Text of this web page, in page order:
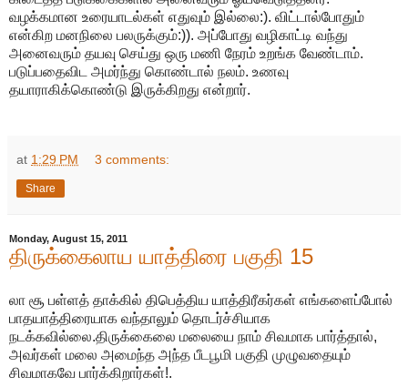
வழக்கமான உரையாடல்கள் எதுவும் இல்லை:). விட்டால்போதும்
என்கிற மனநிலை பலருக்கும்:)). அப்போது வழிகாட்டி வந்து
அனைவரும் தயவு செய்து ஒரு மணி நேரம் உறங்க வேண்டாம்.
படுப்பதைவிட அமர்ந்து கொண்டால் நலம். உணவு
தயாராகிக்கொண்டு இருக்கிறது என்றார்.
at 1:29 PM 3 comments:
Share
Monday, August 15, 2011
திருக்கைலாய யாத்திரை பகுதி 15
லா சூ பள்ளத் தாக்கில் திபெத்திய யாத்திரீகர்கள் எங்களைப்போல்
பாதயாத்திரையாக வந்தாலும் தொடர்ச்சியாக
நடக்கவில்லை.திருக்கைலை மலையை நாம் சிவமாக பார்த்தால்,
அவர்கள் மலை அமைந்த அந்த பீடபூமி பகுதி முழுவதையும்
சிவமாகவே பார்க்கிறார்கள்!.